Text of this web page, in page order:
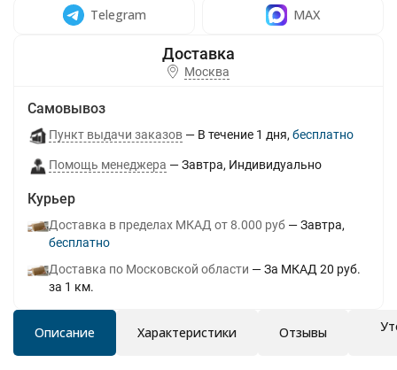
Telegram MAX
Москва
Самовывоз
Пункт выдачи заказов В течение 1 дня Бесплатно
Помощь менеджера Завтра Индивидуально
Курьер
Доставка в пределах МКАД от 8.000 руб
Завтра
Бесплатно
Доставка по Московской области
За МКАД 20 руб.
за 1 км.
Описание Характеристики Отзывы